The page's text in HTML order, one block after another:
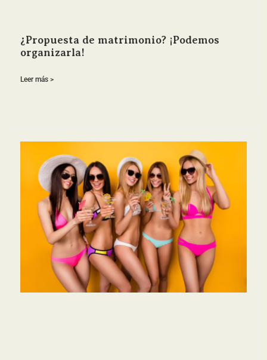
¿Propuesta de matrimonio? ¡Podemos
organizarla!
Leer más >